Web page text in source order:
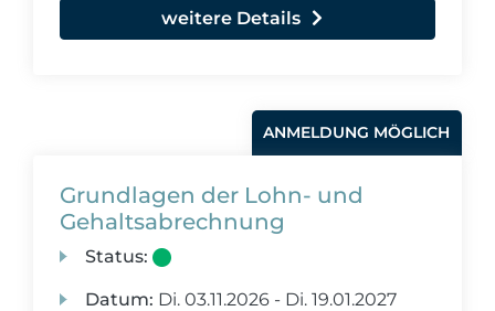
weitere Details
ANMELDUNG MÖGLICH
Grundlagen der Lohn- und
Gehaltsabrechnung
Status:
Datum: Di. 03.11.2026 - Di. 19.01.2027